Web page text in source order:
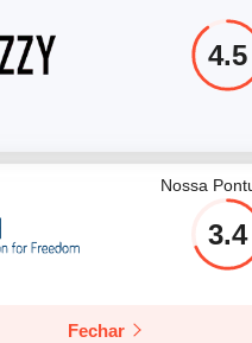
4.5
Nossa
3.4
Fechar